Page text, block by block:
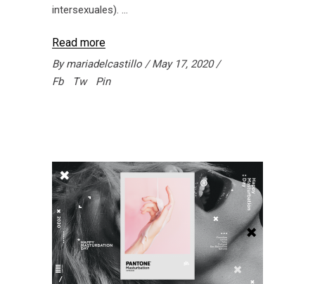
intersexuales).
Read more
Bymariadelcastillo
May 17, 2020
Fb
Tw Pin